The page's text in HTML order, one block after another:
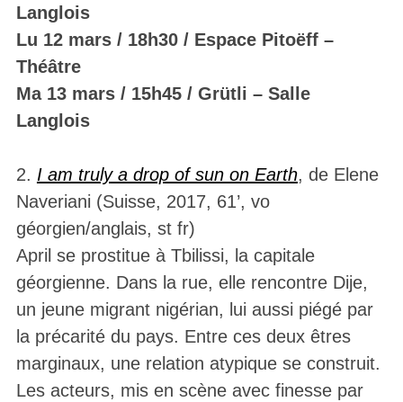
Langlois
Lu 12 mars / 18h30 / Espace Pitoëff –
Théâtre
Ma 13 mars / 15h45 / Grütli – Salle
Langlois
2. I am truly a drop of sun on Earth, de Elene
Naveriani (Suisse, 2017, 61’, vo
géorgien/anglais, st fr)
April se prostitue à Tbilissi, la capitale
géorgienne. Dans la rue, elle rencontre Dije,
un jeune migrant nigérian, lui aussi piégé par
la précarité du pays. Entre ces deux êtres
marginaux, une relation atypique se construit.
Les acteurs, mis en scène avec finesse par